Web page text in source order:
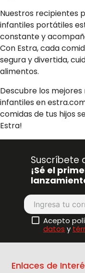
Nuestros recipientes
infantiles portátiles
constante y
Con Estra, cada
segura y divertida,
alimentos.
Descubre los
infantiles en
comidas de tus hijos
Estra!
Suscríbete
¡Sé el
Acepto
datos y
Enlaces de